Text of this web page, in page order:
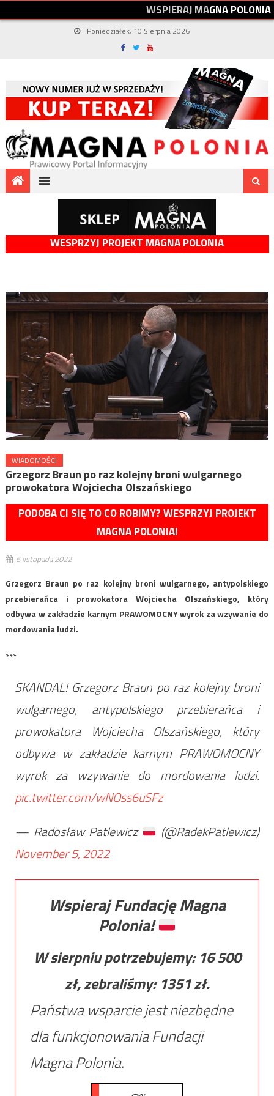
WSPIERAJMAGNAPOLONIA
Poniedziałek, 10 Sierpnia 2026
WESPRZYJ PROJEKT MAGNA POLONIA
WIADOMOŚCI
Grzegorz Braun po raz kolejny broni wulgarnego
prowokatora Wojciecha Olszańskiego
PODOBA CI SIĘ TO CO ROBIMY? WESPRZYJ PROJEKT
MAGNA POLONIA!
5 listopada 2022
Grzegorz Braun po raz kolejny broni wulgarnego, antypolskiego
przebierańca i prowokatora Wojciecha Olszańskiego, który
odbywa w zakładzie karnym PRAWOMOCNY wyrok za wzywanie do
mordowania ludzi.
***
SKANDAL! Grzegorz Braun po raz kolejny broni
wulgarnego, antypolskiego przebierańca i
prowokatora Wojciecha Olszańskiego, który
odbywa w zakładzie karnym PRAWOMOCNY
wyrok za wzywanie do mordowania ludzi.
pic.twitter.com/wNOss6uSFz
— Radosław Patlewicz
(@RadekPatlewicz)
November 5, 2022
Wspieraj Fundację Magna
Polonia!
W sierpniu potrzebujemy: 16 500
zł, zebraliśmy: 1351zł.
Państwa wsparcie jest niezbędne
dla funkcjonowania Fundacji
Magna Polonia.